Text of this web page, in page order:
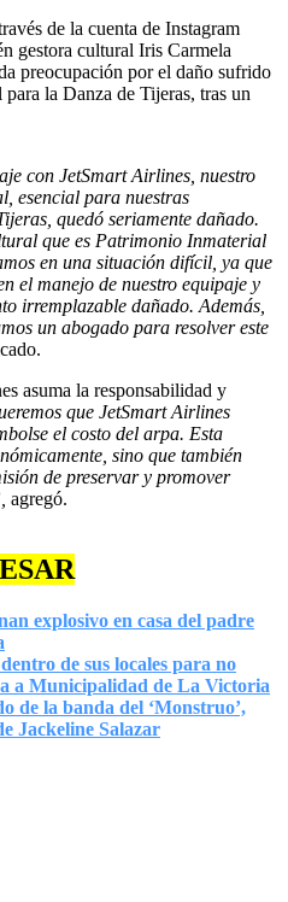
de la cuenta de Instagram
gestora cultural Iris Carmela
preocupación por el daño sufrido
la Danza de Tijeras, tras un
con JetSmart Airlines, nuestro
esencial para nuestras
quedó seriamente dañado.
que es Patrimonio Inmaterial
en una situación difícil, ya que
el manejo de nuestro equipaje y
irremplazable dañado. Además,
un abogado para resolver este
asuma la responsabilidad y
que JetSmart Airlines
el costo del arpa. Esta
sino que también
de preservar y promover
agregó.
explosivo en casa del padre
de sus locales para no
a Municipalidad de La Victoria
de la banda del ‘Monstruo’,
Jackeline Salazar